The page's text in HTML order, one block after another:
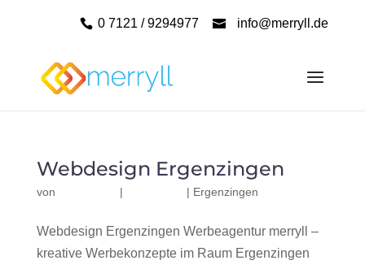
0 7121 / 9294977 info@merryll.de
Webdesign Ergenzingen
von | | Ergenzingen
Webdesign Ergenzingen Werbeagentur merryll –
kreative Werbekonzepte im Raum Ergenzingen